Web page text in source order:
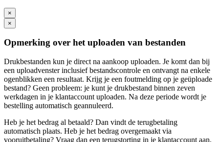
×
×
Opmerking over het uploaden van bestanden
Drukbestanden kun je direct na aankoop uploaden. Je komt dan bij
een uploadvenster inclusief bestandscontrole en ontvangt na enkele
ogenblikken een resultaat. Krijg je een foutmelding op je geüploade
bestand? Geen probleem: je kunt je drukbestand binnen zeven
werkdagen in je klantaccount uploaden. Na deze periode wordt je
bestelling automatisch geannuleerd.
Heb je het bedrag al betaald? Dan vindt de terugbetaling
automatisch plaats. Heb je het bedrag overgemaakt via
vooruitbetaling? Vraag dan een terugstorting in je klantaccount aan.